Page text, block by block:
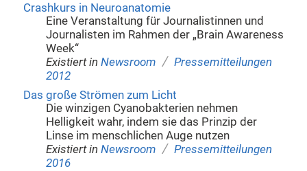
Crashkurs in Neuroanatomie
Eine Veranstaltung für Journalistinnen und
Journalisten im Rahmen der „Brain Awareness
Week“
Existiert in Newsroom / Pressemitteilungen
2012
Das große Strömen zum Licht
Die winzigen Cyanobakterien nehmen
Helligkeit wahr, indem sie das Prinzip der
Linse im menschlichen Auge nutzen
Existiert in Newsroom / Pressemitteilungen
2016